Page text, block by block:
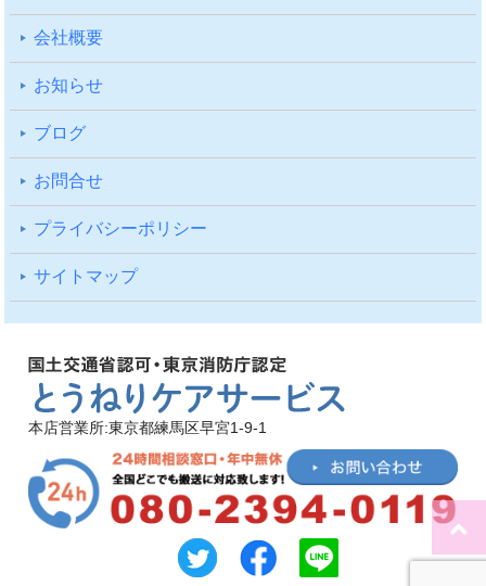
会社概要
お知らせ
ブログ
お問合せ
プライバシーポリシー
サイトマップ
本店営業所:東京都練馬区早宮1-9-1